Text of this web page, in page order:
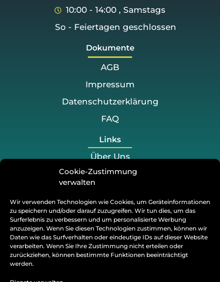
Cookie-Zustimmung
verwalten
Wir verwenden Technologien wie Cookies, um Geräteinformationen
zu speichern und/oder darauf zuzugreifen. Wir tun dies, um das
Surferlebnis zu verbessern und um personalisierte Werbung
anzuzeigen. Wenn Sie diesen Technologien zustimmen, können wir
Daten wie das Surfverhalten oder eindeutige IDs auf dieser Website
verarbeiten. Wenn Sie Ihre Zustimmung nicht erteilen oder
zurückziehen, können bestimmte Funktionen beeinträchtigt
werden.
Kontakt
+49 176 2558 2100
Links
Über Uns
Preis
Blog
Dokumente
AGB
Impressum
Datenschutzerklärung
FAQ
10:00 - 14:00 , Samstags
So - Feiertagen geschlossen